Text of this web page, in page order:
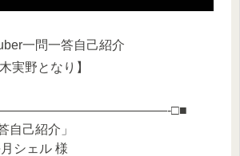
一問一答自己紹介
実野となり】
□■
自己紹介」
シェル 様